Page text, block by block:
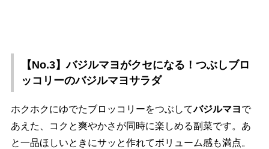
【No.3】バジルマヨがクセになる！つぶしブロ
ッコリーのバジルマヨサラダ
ホクホクにゆでたブロッコリーをつぶしてバジルマヨで
あえた、コクと爽やかさが同時に楽しめる副菜です。あ
と一品ほしいときにサッと作れてボリューム感も満点。